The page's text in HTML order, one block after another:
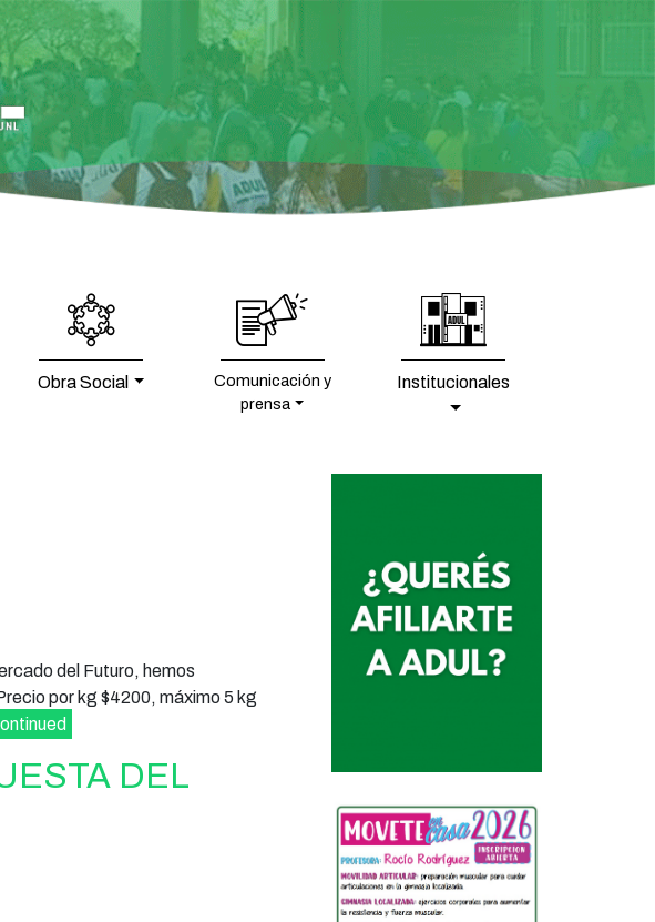
Obra Social
Comunicación y
prensa
Institucionales
del Futuro, hemos
por kg $4200, máximo 5 kg
DEL